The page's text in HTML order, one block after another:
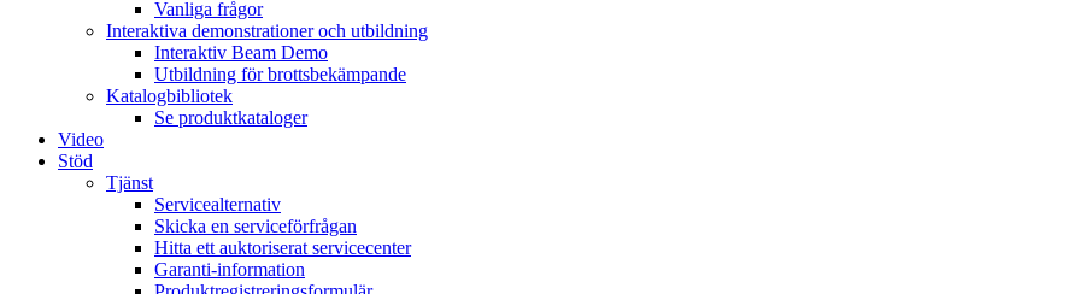
Vanliga frågor
Interaktiva demonstrationer och utbildning
Interaktiv Beam Demo
Utbildning för brottsbekämpande
Katalogbibliotek
Se produktkataloger
Video
Stöd
Tjänst
Servicealternativ
Skicka en serviceförfrågan
Hitta ett auktoriserat servicecenter
Garanti-information